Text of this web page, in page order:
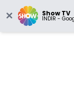
Show TV
İNDİR -